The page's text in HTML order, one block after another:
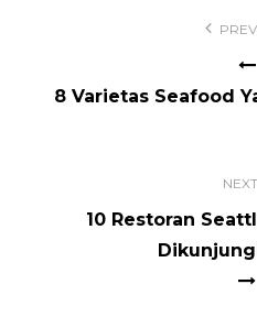
8 Varietas Seafood
NEXT
10 Restoran